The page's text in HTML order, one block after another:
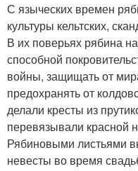
С языческих времен
культуры кельтских,
В их поверьях рябина
способной
войны, защищать от
предохранять от
делали кресты из
перевязывали красной
Рябиновыми листьями
невесты во время